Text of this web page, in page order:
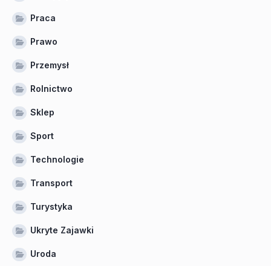
Praca
Prawo
Przemysł
Rolnictwo
Sklep
Sport
Technologie
Transport
Turystyka
Ukryte Zajawki
Uroda